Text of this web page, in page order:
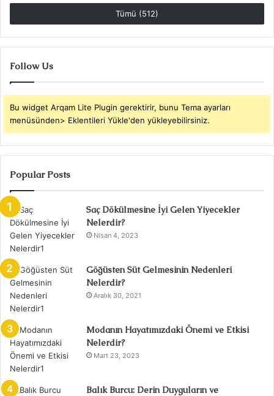
Tümü (512)
Follow Us
Bu widget Arqam Lite Plugin gerektirir, bunu Tema ayarları
menüsünden> Eklentileri Yükle'den yükleyebilirsiniz.
Popular Posts
Saç Dökülmesine İyi Gelen Yiyecekler
Nelerdir?
Nisan 4, 2023
Göğüsten Süt Gelmesinin Nedenleri
Nelerdir?
Aralık 30, 2021
Modanın Hayatımızdaki Önemi ve Etkisi
Nelerdir?
Mart 23, 2023
Balık Burcu: Derin Duyguların ve